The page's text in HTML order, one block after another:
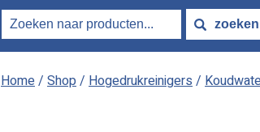
Home/ Shop/ Hogedrukreinigers/